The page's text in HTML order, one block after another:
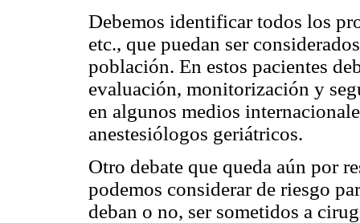
Debemos identificar todos los
etc., que puedan ser
población. En estos pacientes
evaluación, monitorización y
en algunos medios
anestesiólogos geriátricos.
Otro debate que queda aún por
podemos considerar de riesgo
deban o no, ser sometidos a